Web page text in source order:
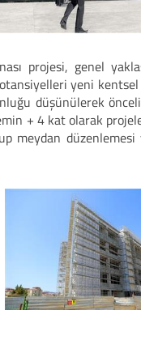
projesi, genel
yeni
düşünülerek
+ 4 kat olarak
meydan düzenlemesi